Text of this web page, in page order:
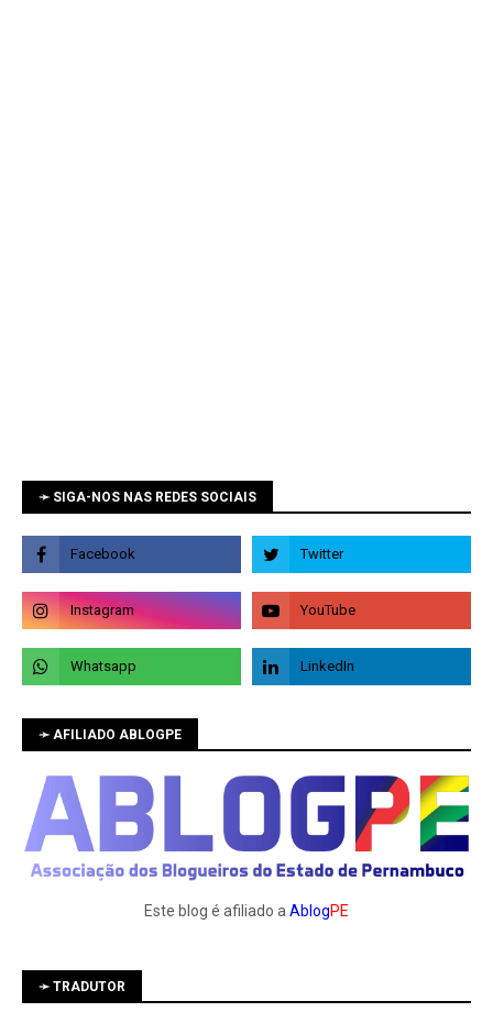
➛ SIGA-NOS NAS REDES SOCIAIS
➛ AFILIADO ABLOGPE
Este blog é afiliado a AblogPE
➛ TRADUTOR